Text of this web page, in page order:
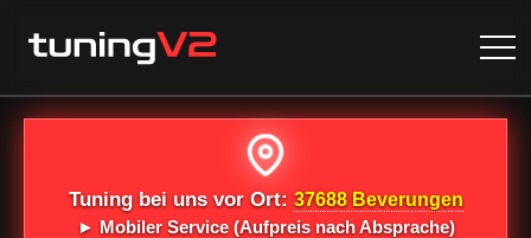
Tuning bei uns vor Ort: 37688 Beverungen
► Mobiler Service(Aufpreis nach Absprache)